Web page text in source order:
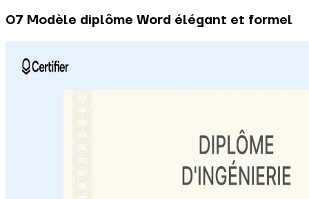
07 Modèle diplôme Word élégant et formel